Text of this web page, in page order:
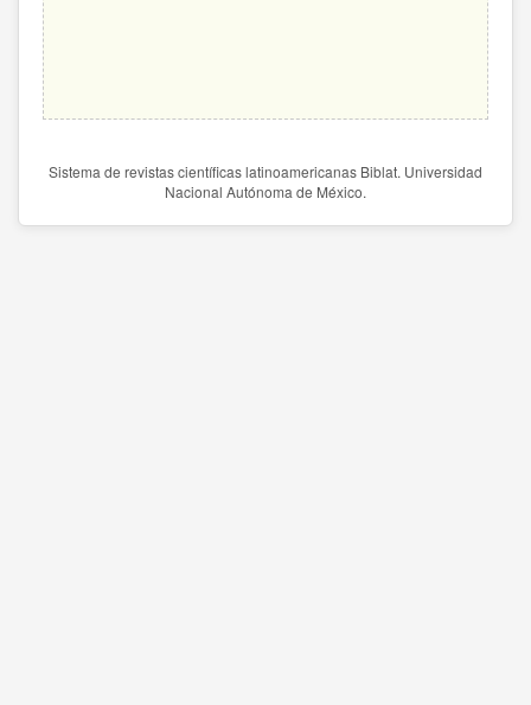
Sistema de revistas científicas latinoamericanas Biblat. Universidad
Nacional Autónoma de México.